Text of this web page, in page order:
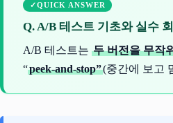
QUICK ANSWER
Q. A/B 테스트 기초와 실수
A/B 테스트는 두 버전을 무작
“peek-and-stop”(중간에 보고